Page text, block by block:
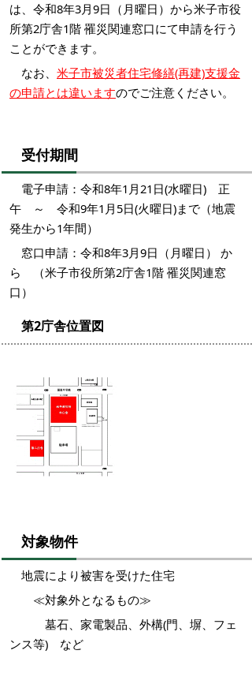
は、令和8年3月9日（月曜日）から米子市役
所第2庁舎1階 罹災関連窓口にて申請を行う
ことができます。
なお、 米子市被災者住宅修繕(再建)支援金
の申請とは違いますのでご注意ください。
受付期間
電子申請：令和8年1月21日(水曜日) 正
午 ～ 令和9年1月5日(火曜日)まで（地震
発生から1年間）
窓口申請： 令和8年3月9日（月曜日） か
ら （米子市役所第2庁舎1階 罹災関連窓
口 ）
第2庁舎位置図
対象物件
地震により被害を受けた住宅
≪対象外となるもの≫
墓石、 家電製品、外構(門、塀、フェ
ンス等) など